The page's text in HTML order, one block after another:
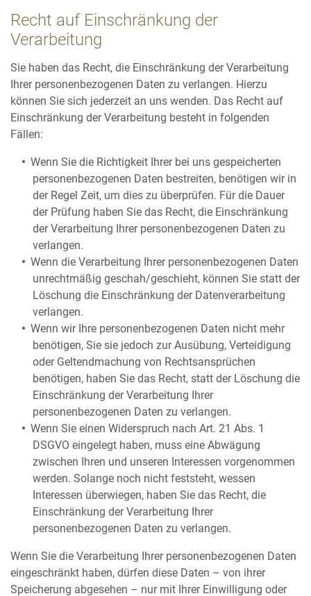
Recht auf Einschränkung der
Verarbeitung
Sie haben das Recht, die Einschränkung der Verarbeitung
Ihrer personenbezogenen Daten zu verlangen. Hierzu
können Sie sich jederzeit an uns wenden. Das Recht auf
Einschränkung der Verarbeitung besteht in folgenden
Fällen:
Wenn Sie die Richtigkeit Ihrer bei uns gespeicherten
personenbezogenen Daten bestreiten, benötigen wir in
der Regel Zeit, um dies zu überprüfen. Für die Dauer
der Prüfung haben Sie das Recht, die Einschränkung
der Verarbeitung Ihrer personenbezogenen Daten zu
verlangen.
Wenn die Verarbeitung Ihrer personenbezogenen Daten
unrechtmäßig geschah/geschieht, können Sie statt der
Löschung die Einschränkung der Datenverarbeitung
verlangen.
Wenn wir Ihre personenbezogenen Daten nicht mehr
benötigen, Sie sie jedoch zur Ausübung, Verteidigung
oder Geltendmachung von Rechtsansprüchen
benötigen, haben Sie das Recht, statt der Löschung die
Einschränkung der Verarbeitung Ihrer
personenbezogenen Daten zu verlangen.
Wenn Sie einen Widerspruch nach Art. 21 Abs. 1
DSGVO eingelegt haben, muss eine Abwägung
zwischen Ihren und unseren Interessen vorgenommen
werden. Solange noch nicht feststeht, wessen
Interessen überwiegen, haben Sie das Recht, die
Einschränkung der Verarbeitung Ihrer
personenbezogenen Daten zu verlangen.
Wenn Sie die Verarbeitung Ihrer personenbezogenen Daten
eingeschränkt haben, dürfen diese Daten – von ihrer
Speicherung abgesehen – nur mit Ihrer Einwilligung oder